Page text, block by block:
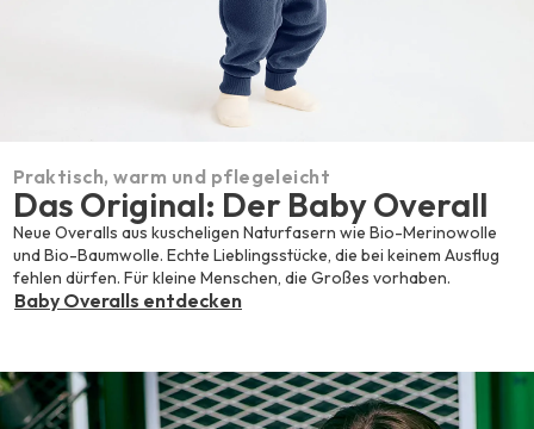
Praktisch, warm und pflegeleicht
Das Original: Der Baby Overall
Neue Overalls aus kuscheligen Naturfasern wie Bio-Merinowolle
und Bio-Baumwolle. Echte Lieblingsstücke, die bei keinem Ausflug
fehlen dürfen. Für kleine Menschen, die Großes vorhaben.
Baby Overalls entdecken